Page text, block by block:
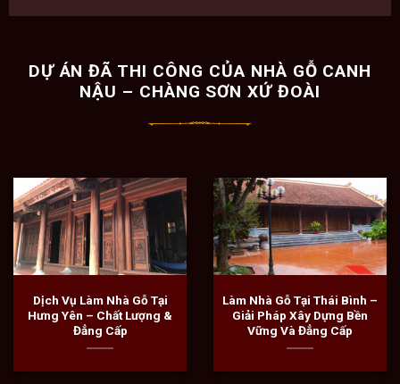
DỰ ÁN ĐÃ THI CÔNG CỦA NHÀ GỖ CANH
NẬU – CHÀNG SƠN XỨ ĐOÀI
Dịch Vụ Làm Nhà Gỗ Tại
Hưng Yên – Chất Lượng &
Đẳng Cấp
Làm Nhà Gỗ Tại Thái Bình –
Giải Pháp Xây Dựng Bền
Vững Và Đẳng Cấp